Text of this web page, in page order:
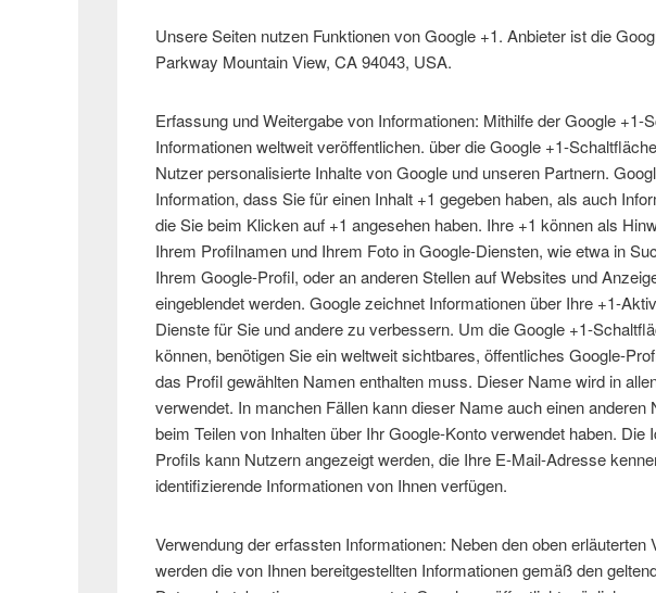
Unsere Seiten nutzen Funktionen von Google +1. Anbieter ist die
Parkway Mountain View, CA 94043, USA.
Erfassung und Weitergabe von Informationen: Mithilfe der Google +1-
Informationen weltweit veröffentlichen. über die Google +1-
Nutzer personalisierte Inhalte von Google und unseren Partnern.
Information, dass Sie für einen Inhalt +1 gegeben haben, als auch
die Sie beim Klicken auf +1 angesehen haben. Ihre +1 können als
Ihrem Profilnamen und Ihrem Foto in Google-Diensten, wie etwa in
Ihrem Google-Profil, oder an anderen Stellen auf Websites und
eingeblendet werden. Google zeichnet Informationen über Ihre +1-
Dienste für Sie und andere zu verbessern. Um die Google +1-
können, benötigen Sie ein weltweit sichtbares, öffentliches Google-
das Profil gewählten Namen enthalten muss. Dieser Name wird in
verwendet. In manchen Fällen kann dieser Name auch einen anderen
beim Teilen von Inhalten über Ihr Google-Konto verwendet haben. Die
Profils kann Nutzern angezeigt werden, die Ihre E-Mail-Adresse
identifizierende Informationen von Ihnen verfügen.
Verwendung der erfassten Informationen: Neben den oben erläuterten
werden die von Ihnen bereitgestellten Informationen gemäß den